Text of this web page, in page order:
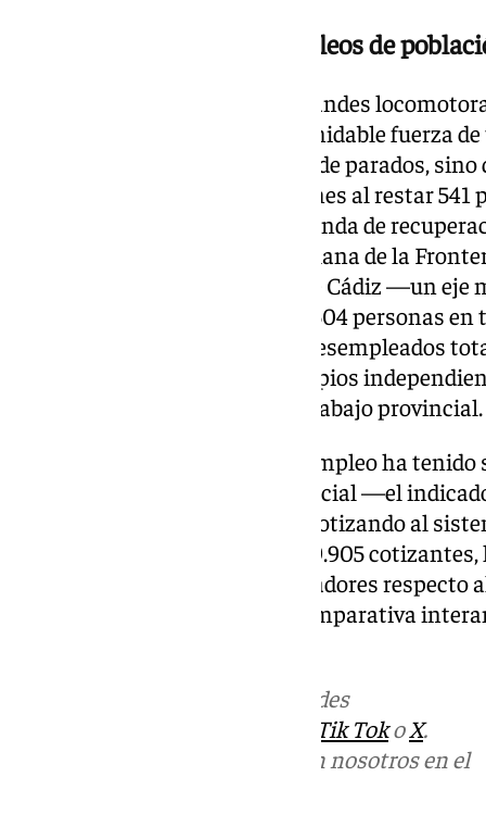
Tracción en los grandes núcleos de
En términos geográficos, las grandes
provincia han ejercido una formidable fuerza
solo encabeza el volumen total de parados,
mayor reducción absoluta del mes al restar 541
desempleo. Le siguen en esta senda de
sus listas en 457 activos, y Chiclana de la
menos. Por su parte, la Bahía de Cádiz —un
conjuntamente sus listas en 1.504 personas
Gibraltar, que sostiene 24.859 desempleados
desigual entre sus ocho municipios
vertebradores del mercado de trabajo provincial.
Este intenso retroceso del desempleo ha
de la afiliación a la Seguridad Social —el
personas trabajando en alta y cotizando al
Cádiz ha cerrado el mes con 449.905
repunte de 7.402 nuevos trabajadores respecto
neta de 12.357 afiliados en la comparativa
en las redes
Tik TokoX.
Puedes ponerte en contacto con nosotros en el